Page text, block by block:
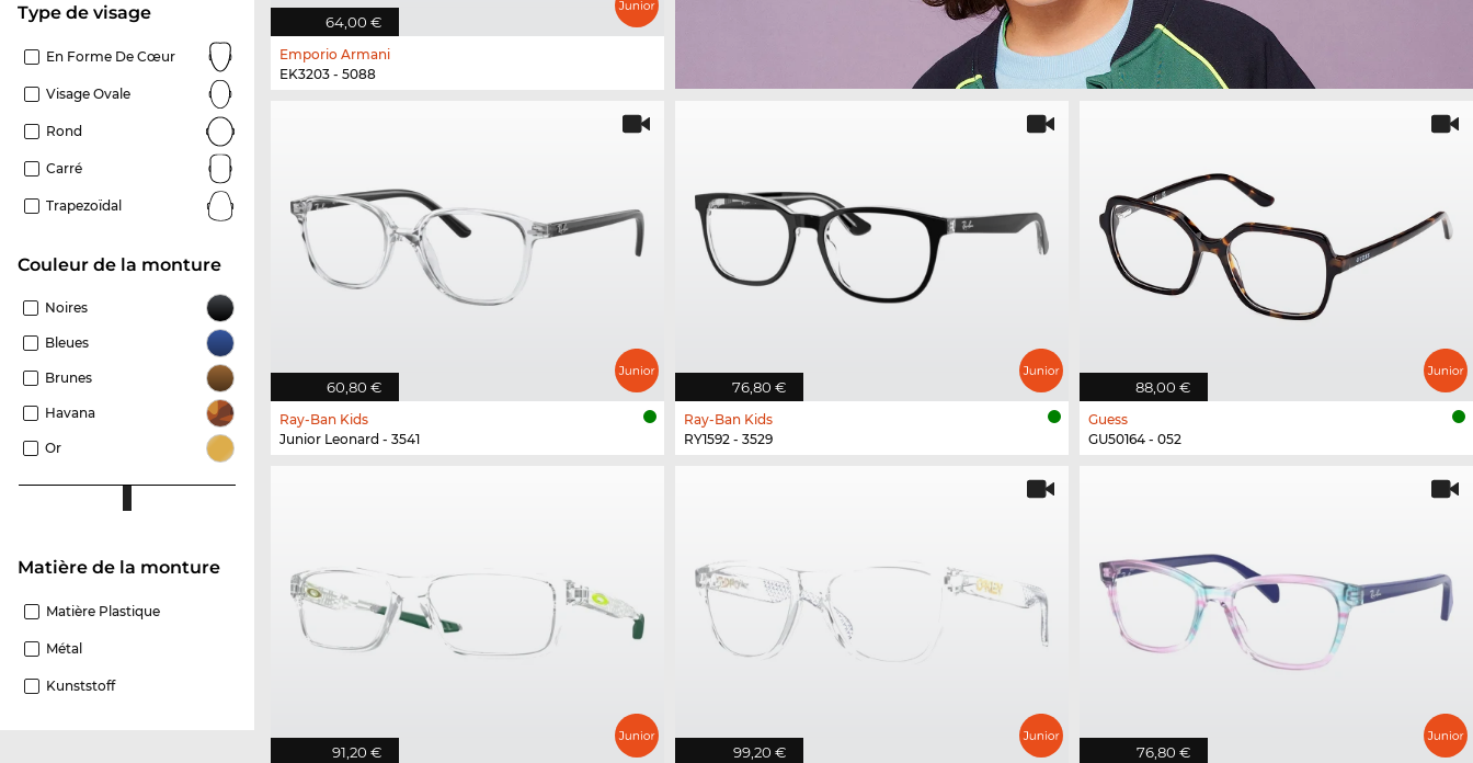
Type de visage
En Forme De Cœur
Visage Ovale
Rond
Carré
Trapezoïdal
Couleur de la monture
Noires
Bleues
Brunes
Havana
Or
Matière de la monture
Matière Plastique
Métal
Kunststoff
64,00 €
Emporio Armani
EK3203 - 5088
60,80 €
Ray-Ban Kids
Junior Leonard - 3541
76,80 €
Ray-Ban Kids
RY1592 - 3529
88,00 €
Guess
GU50164 - 052
91,20 € 99,20 € 76,80 €